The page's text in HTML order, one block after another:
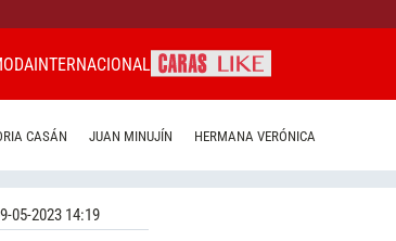
INTERNACIONAL
CASÁN JUAN MINUJÍN HERMANA VERÓNICA
05-2023 14:19